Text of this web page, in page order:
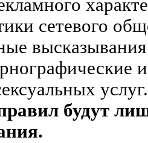
сетевого
услуг.
будут